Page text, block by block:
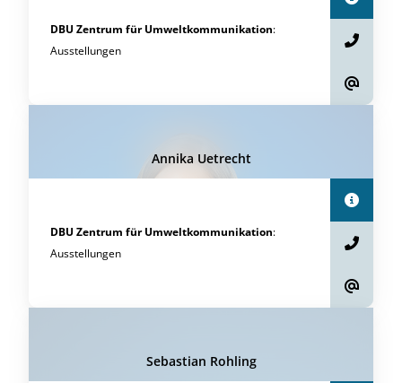
DBU Zentrum für Umweltkommunikation:
Ausstellungen
Annika Uetrecht
DBU Zentrum für Umweltkommunikation:
Ausstellungen
Sebastian Rohling